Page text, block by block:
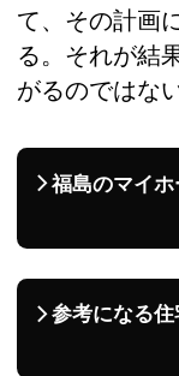
て、その計画
る。それが結
がるのではな
福島のマイ
参考になる